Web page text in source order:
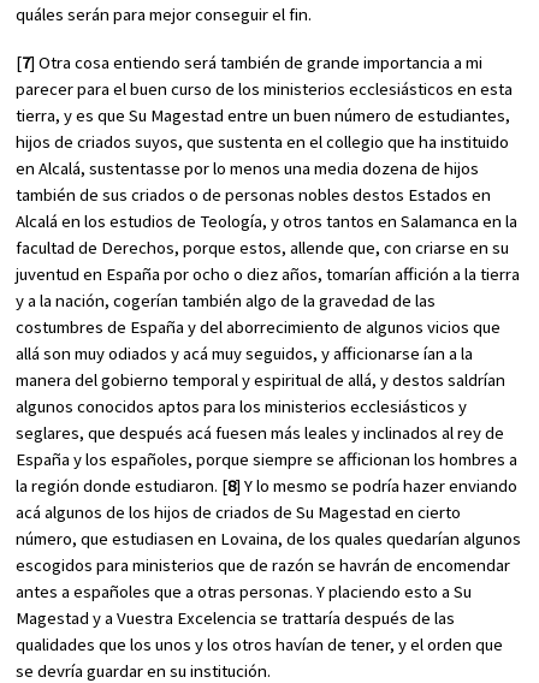
quáles serán para mejor conseguir el fin.
[7] Otra cosa entiendo será también de grande importancia a mi
parecer para el buen curso de los ministerios ecclesiásticos en esta
tierra, y es que Su Magestad entre un buen número de estudiantes,
hijos de criados suyos, que sustenta en el collegio que ha instituido
en Alcalá, sustentasse por lo menos una media dozena de hijos
también de sus criados o de personas nobles destos Estados en
Alcalá en los estudios de Teología, y otros tantos en Salamanca en la
facultad de Derechos, porque estos, allende que, con criarse en su
juventud en España por ocho o diez años, tomarían affición a la tierra
y a la nación, cogerían también algo de la gravedad de las
costumbres de España y del aborrecimiento de algunos vicios que
allá son muy odiados y acá muy seguidos, y afficionarse ían a la
manera del gobierno temporal y espiritual de allá, y destos saldrían
algunos conocidos aptos para los ministerios ecclesiásticos y
seglares, que después acá fuesen más leales y inclinados al rey de
España y los españoles, porque siempre se afficionan los hombres a
la región donde estudiaron. [8] Y lo mesmo se podría hazer enviando
acá algunos de los hijos de criados de Su Magestad en cierto
número, que estudiasen en Lovaina, de los quales quedarían algunos
escogidos para ministerios que de razón se havrán de encomendar
antes a españoles que a otras personas. Y placiendo esto a Su
Magestad y a Vuestra Excelencia se trattaría después de las
qualidades que los unos y los otros havían de tener, y el orden que
se devría guardar en su institución.